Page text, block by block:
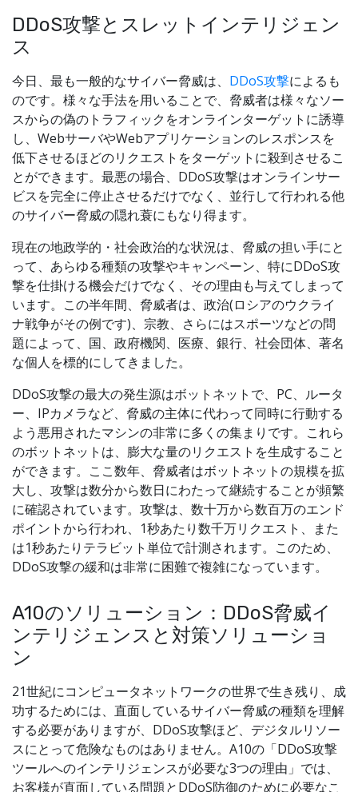
DDoS攻撃とスレットインテリジェン
ス
今日、最も一般的なサイバー脅威は、 DDoS攻撃によるも
のです。様々な手法を用いることで、脅威者は様々なソー
スからの偽のトラフィックをオンラインターゲットに誘導
し、WebサーバやWebアプリケーションのレスポンスを
低下させるほどのリクエストをターゲットに殺到させるこ
とができます。最悪の場合、DDoS攻撃はオンラインサー
ビスを完全に停止させるだけでなく、並行して行われる他
のサイバー脅威の隠れ蓑にもなり得ます。
現在の地政学的・社会政治的な状況は、脅威の担い手にと
って、あらゆる種類の攻撃やキャンペーン、特にDDoS攻
撃を仕掛ける機会だけでなく、その理由も与えてしまって
います。この半年間、脅威者は、政治(ロシアのウクライ
ナ戦争がその例です)、宗教、さらにはスポーツなどの問
題によって、国、政府機関、医療、銀行、社会団体、著名
な個人を標的にしてきました。
DDoS攻撃の最大の発生源はボットネットで、PC、ルータ
ー、IPカメラなど、脅威の主体に代わって同時に行動する
よう悪用されたマシンの非常に多くの集まりです。これら
のボットネットは、膨大な量のリクエストを生成すること
ができます。ここ数年、脅威者はボットネットの規模を拡
大し、攻撃は数分から数日にわたって継続することが頻繁
に確認されています。攻撃は、数十万から数百万のエンド
ポイントから行われ、1秒あたり数千万リクエスト、また
は1秒あたりテラビット単位で計測されます。このため、
DDoS攻撃の緩和は非常に困難で複雑になっています。
A10のソリューション：DDoS脅威イ
ンテリジェンスと対策ソリューショ
ン
21世紀にコンピュータネットワークの世界で生き残り、成
功するためには、直面しているサイバー脅威の種類を理解
する必要がありますが、DDoS攻撃ほど、デジタルリソー
スにとって危険なものはありません。A10の「DDoS攻撃
ツールへのインテリジェンスが必要な3つの理由」では、
お客様が直面している問題とDDoS防御のために必要なこ